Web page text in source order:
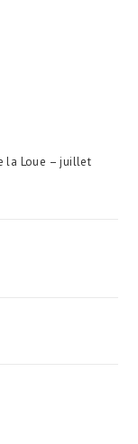
la Loue – juillet